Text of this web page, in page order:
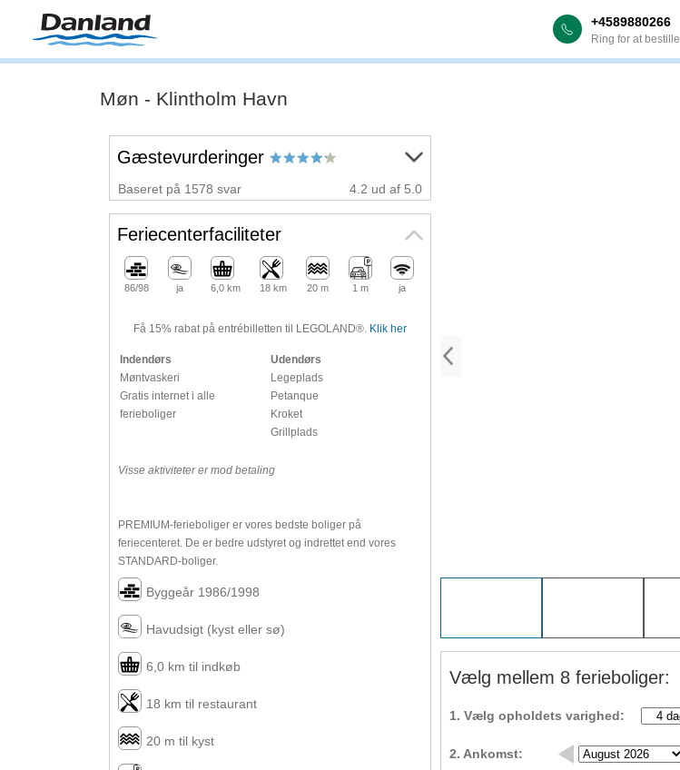
+4589880266
Ring for at bestille
Møn - Klintholm Havn
Vælg mellem 8 ferieboliger:
1. Vælg opholdets varighed:
2. Ankomst:
Gæstevurderinger
Baseret på 1578 svar 4.2 ud af 5.0
Feriecenterfaciliteter
86/98 ja 6,0 km 18 km 20 m 1 m ja
Få 15% rabat på entrébilletten til LEGOLAND®. Klik her
Indendørs
Møntvaskeri
Gratis internet i alle
ferieboliger
Udendørs
Legeplads
Petanque
Kroket
Grillplads
Visse aktiviteter er mod betaling
PREMIUM-ferieboliger er vores bedste boliger på
feriecenteret. De er bedre udstyret og indrettet end vores
STANDARD-boliger.
Byggeår 1986/1998
Havudsigt (kyst eller sø)
6,0 km til indkøb
18 km til restaurant
20 m til kyst